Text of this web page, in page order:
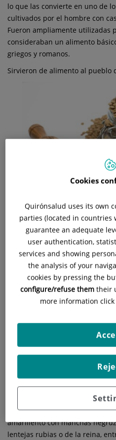
lo que las convierte en uno de
cultivados por el hombre con
Fueron ampliamente utilizadas
consideraban un alimento
griegos y romanos.
Sirvieron de alimento al pueblo
Actualmente es una planta
regiones templadas, ya que
favorece la regeneración de
con el de los cereales y es rica
conservación y capaz de
Los principales países
la India.
en zarcillos. Forma flores
blanco, azul claro o lila
anual.
Para el consumo se cultivan
semillas pequeñas de color
mayor tamaño, aunque existen
que se clasifican según el color
verdes o verdina, de pequeño
amarillento con manchas
lentejas rubias o de la reina,
Cookies
Quirónsalud uses its own
parties (located in countries
guarantee an adequate
user authentication,
services and showing
the analysis of your
cookies by pressing the
configure/refuse them their
more information click